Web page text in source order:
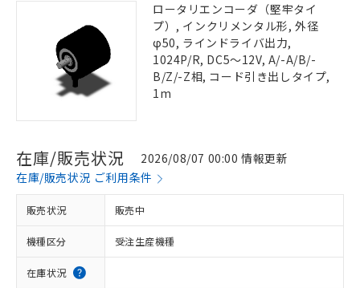
ロータリエンコーダ（堅牢タイ
プ）, インクリメンタル形, 外径
φ50, ラインドライバ出力,
1024P/R, DC5～12V, A/-A/B/-
B/Z/-Z相, コード引き出しタイプ,
1m
在庫/販売状況
2026/08/07 00:00 情報更新
在庫/販売状況 ご利用条件
販売状況 販売中
機種区分 受注生産機種
在庫状況